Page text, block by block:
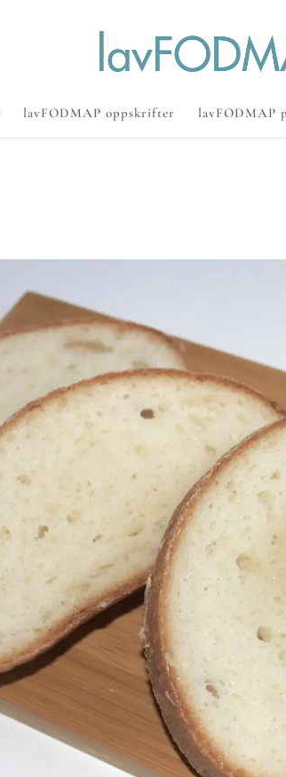
lavFODMAP oppskrifter lavFODMAP